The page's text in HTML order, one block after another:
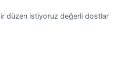
düzen istiyoruz değerli dostlar